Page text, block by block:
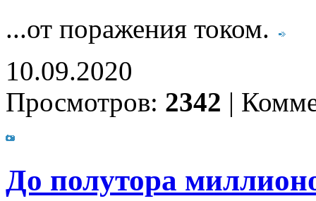
...от поражения током.
10.09.2020
Просмотров: 2342 |
До полутора